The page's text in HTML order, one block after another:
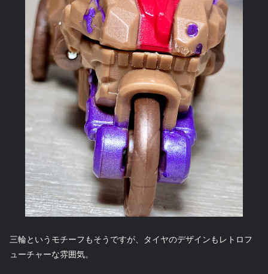
三輪というモチーフもそうですが、タイヤのデザインもレトロフ
ューチャーな雰囲気。